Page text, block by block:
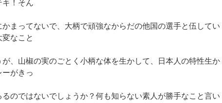
キ！そん
かまってないで、大柄で頑強なからだの他国の選手と伍してい
変なこと
が、山椒の実のごとく小柄な体を生かして、日本人の特性生か
ーがきっ
るのではないでしょうか？何も知らない素人が勝手なこと言い